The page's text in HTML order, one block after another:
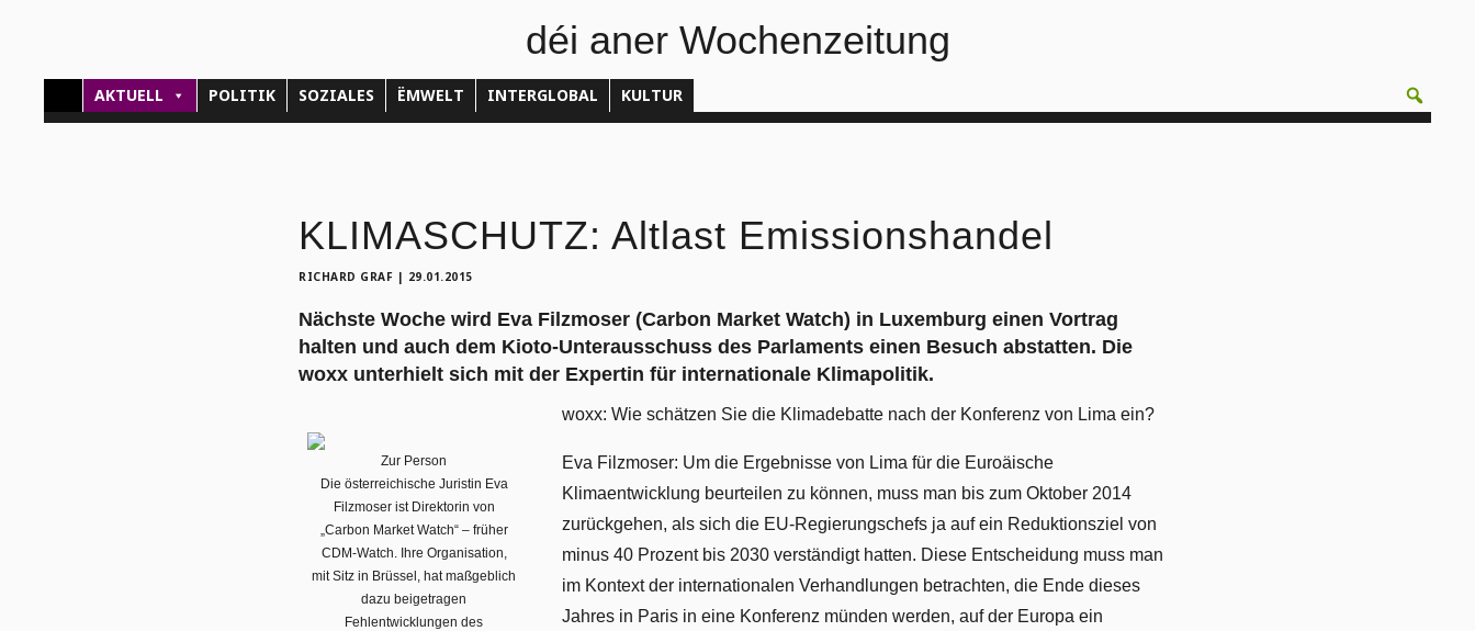
déi aner Wochenzeitung
AKTUELL POLITIK SOZIALES ËMWELT INTERGLOBAL KULTUR
KLIMASCHUTZ: Altlast Emissionshandel
RICHARD GRAF | 29.01.2015
Nächste Woche wird Eva Filzmoser (Carbon Market Watch) in Luxemburg einen Vortrag
halten und auch dem Kioto-Unterausschuss des Parlaments einen Besuch abstatten. Die
woxx unterhielt sich mit der Expertin für internationale Klimapolitik.
Zur Person
Die österreichische Juristin Eva
Filzmoser ist Direktorin von
„Carbon Market Watch“ – früher
CDM-Watch. Ihre Organisation,
mit Sitz in Brüssel, hat maßgeblich
dazu beigetragen
Fehlentwicklungen des
woxx: Wie schätzen Sie die Klimadebatte nach der Konferenz von Lima ein?
Eva Filzmoser: Um die Ergebnisse von Lima für die Euroäische
Klimaentwicklung beurteilen zu können, muss man bis zum Oktober 2014
zurückgehen, als sich die EU-Regierungschefs ja auf ein Reduktionsziel von
minus 40 Prozent bis 2030 verständigt hatten. Diese Entscheidung muss man
im Kontext der internationalen Verhandlungen betrachten, die Ende dieses
Jahres in Paris in eine Konferenz münden werden, auf der Europa ein